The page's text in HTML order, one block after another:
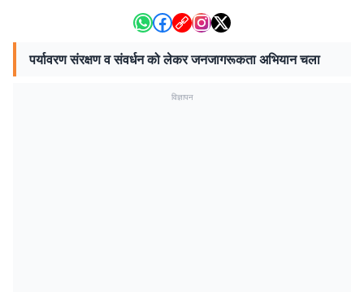
पर्यावरण संरक्षण व संवर्धन को लेकर जनजागरूकता अभियान चला
विज्ञापन